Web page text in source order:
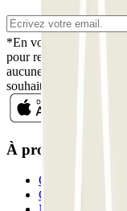
*En vous inscrivant,
pour recevoir des
aucune obligation,
souhaitez dans la même
À propos de
Qui sommes-nous
Comment ça